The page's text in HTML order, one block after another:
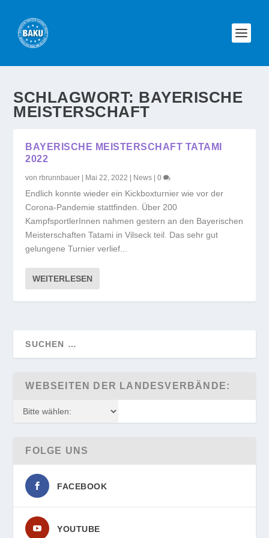
SCHLAGWORT: BAYERISCHE
MEISTERSCHAFT
BAYERISCHE MEISTERSCHAFT TATAMI
2022
vonrbrunnbauer Mai 22, 2022 News |0
Endlich konnte wieder ein Kickboxturnier wie vor der
Corona-Pandemie stattfinden. Über 200
KampfsportlerInnen nahmen gestern an den Bayerischen
Meisterschaften Tatami in Vilseck teil. Das sehr gut
gelungene Turnier verlief...
WEITERLESEN
WEBSEITEN DER LANDESVERBÄNDE:
FOLGE UNS
FACEBOOK
YOUTUBE